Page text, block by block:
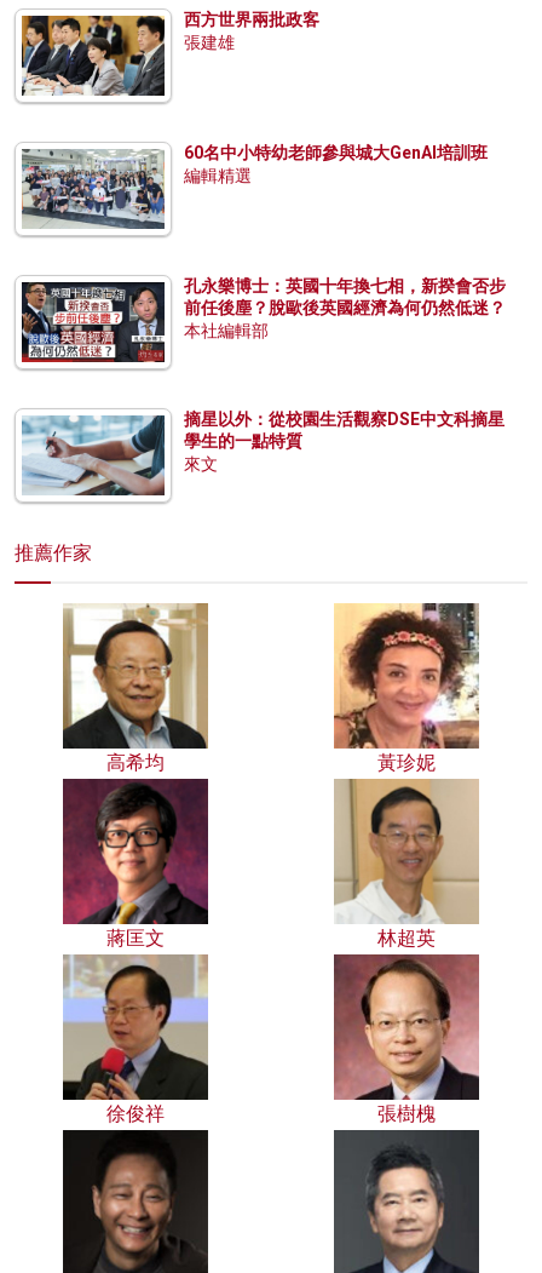
西方世界兩批政客
張建雄
60名中小特幼老師參與城大GenAI培訓班
編輯精選
孔永樂博士：英國十年換七相，新揆會否步
前任後塵？脫歐後英國經濟為何仍然低迷？
本社編輯部
摘星以外：從校園生活觀察DSE中文科摘星
學生的一點特質
來文
推薦作家
高希均 黃珍妮
蔣匡文 林超英
徐俊祥 張樹槐